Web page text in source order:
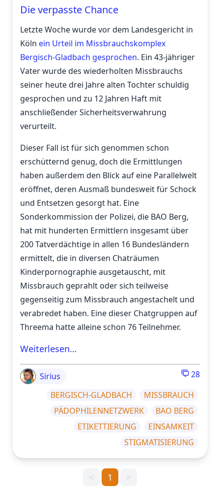
Die verpasste Chance
Letzte Woche wurde vor dem Landesgericht in
Köln ein Urteil im Missbrauchskomplex
Bergisch-Gladbach gesprochen. Ein 43-jähriger
Vater wurde des wiederholten Missbrauchs
seiner heute drei Jahre alten Tochter schuldig
gesprochen und zu 12 Jahren Haft mit
anschließender Sicherheitsverwahrung
verurteilt.
Dieser Fall ist für sich genommen schon
erschütternd genug, doch die Ermittlungen
haben außerdem den Blick auf eine Parallelwelt
eröffnet, deren Ausmaß bundesweit für Schock
und Entsetzen gesorgt hat. Eine
Sonderkommission der Polizei, die BAO Berg,
hat mit hunderten Ermittlern insgesamt über
200 Tatverdächtige in allen 16 Bundesländern
ermittelt, die in diversen Chaträumen
Kinderpornographie ausgetauscht, mit
Missbrauch geprahlt oder sich teilweise
gegenseitig zum Missbrauch angestachelt und
verabredet haben. Eine dieser Chatgruppen auf
Threema hatte alleine schon 76 Teilnehmer.
Weiterlesen…
Sirius
28
BERGISCH-GLADBACH
MISSBRAUCH
PÄDOPHILENNETZWERK
BAO BERG
ETIKETTIERUNG
EINSAMKEIT
STIGMATISIERUNG
< 1 >